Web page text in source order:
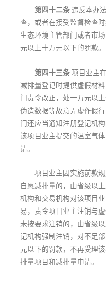
第四十二条违反本办
查，或者在接受监督检查
生态环境主管部门或者市
元以上十万元以下的罚款。
第四十三条项目业主
减排量登记时提供虚假材
门责令改正，处一万元以
伪造数据等故意弄虚作假
门还应当通知注册登记机
该项目业主提交的温室气
请。
项目业主因实施前款规
自愿减排量的，由省级以
机构和交易机构对该项目
易，责令项目业主注销与
未按要求注销的，由省级
记机构强制注销，对不足
元以下的罚款，不再受理
排量项目和减排量申请。